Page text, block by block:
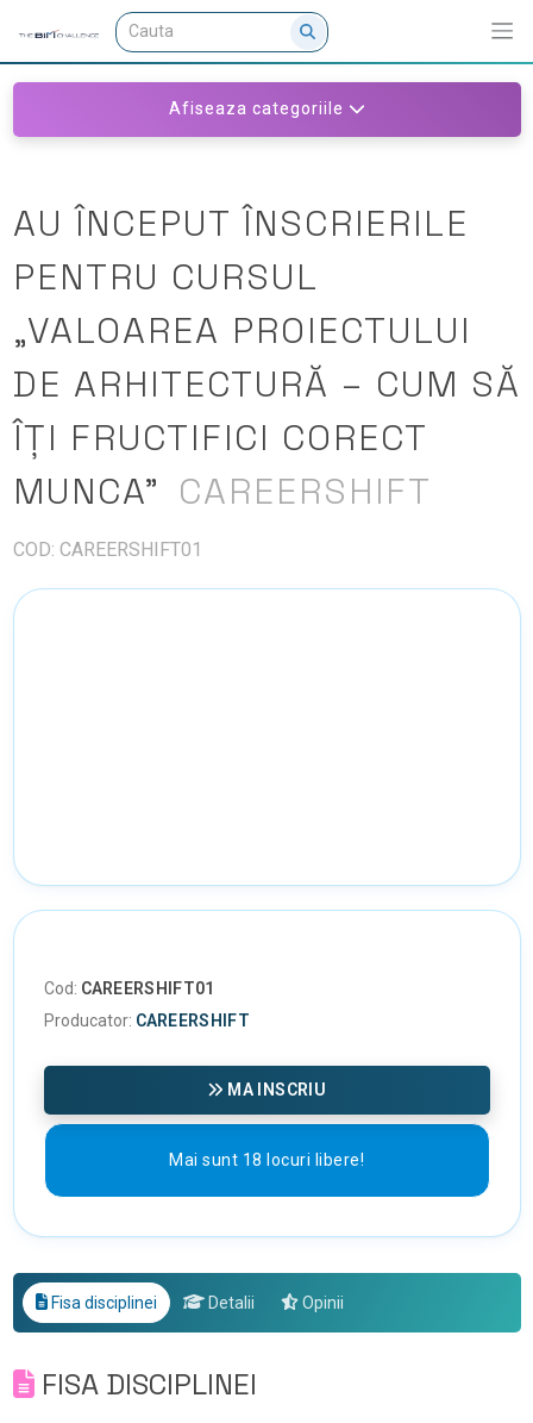
Afiseaza categoriile
AU ÎNCEPUT ÎNSCRIERILE
PENTRU CURSUL
„VALOAREA PROIECTULUI
DE ARHITECTURĂ – CUM SĂ
ÎȚI FRUCTIFICI CORECT
MUNCA” CAREERSHIFT
COD: CAREERSHIFT01
Cod: CAREERSHIFT01
Producator: CAREERSHIFT
MA INSCRIU
Mai sunt 18 locuri libere!
Fisa disciplinei Detalii Opinii
FISA DISCIPLINEI